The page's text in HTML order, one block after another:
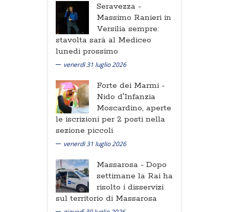
Seravezza -
Massimo Ranieri in
Versilia sempre:
stavolta sarà al Mediceo
lunedi prossimo
venerdì 31 luglio 2026
Forte dei Marmi -
Nido d'Infanzia
Moscardino, aperte
le iscrizioni per 2 posti nella
sezione piccoli
venerdì 31 luglio 2026
Massarosa - Dopo
settimane la Rai ha
risolto i disservizi
sul territorio di Massarosa